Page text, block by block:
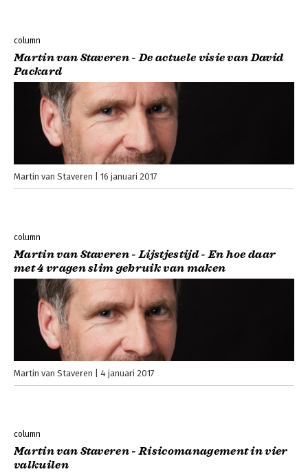
column
Martin van Staveren - De actuele visie van David
Packard
Martin van Staveren 16 januari 2017
column
Martin van Staveren - Lijstjestijd - En hoe daar
met 4 vragen slim gebruik van maken
Martin van Staveren 4 januari 2017
column
Martin van Staveren - Risicomanagement in vier
valkuilen